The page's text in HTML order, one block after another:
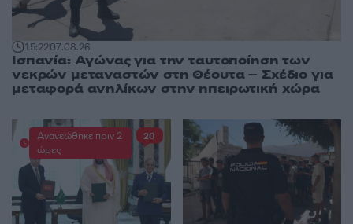
15:2207.08.26
Ισπανία: Αγώνας για την ταυτοποίηση των
νεκρών μεταναστών στη Θέουτα – Σχέδιο για
μεταφορά ανηλίκων στην ηπειρωτική χώρα
Ανανεώθηκε πριν 2
ώρες
20